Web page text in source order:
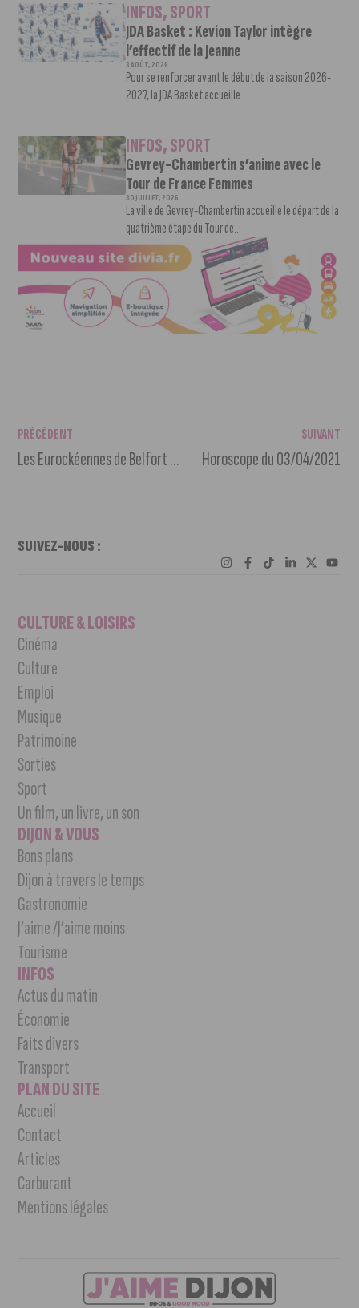
INFOS,SPORT
JDA Basket : Kevion Taylor intègre
l’effectif de la Jeanne
3 AOÛT, 2026
Pour se renforcer avant le début de la saison 2026-
2027, la JDA Basket accueille...
INFOS,SPORT
Gevrey-Chambertin s’anime avec le
Tour de France Femmes
30 JUILLET, 2026
La ville de Gevrey-Chambertin accueille le départ de la
quatrième étape du Tour de...
PRÉCÉDENT
Les Eurockéennes de Belfort renoncent à leur tour
SUIVANT
Horoscope du 03/04/2021
SUIVEZ-NOUS :
CULTURE & LOISIRS
Cinéma
Culture
Emploi
Musique
Patrimoine
Sorties
Sport
Un film, un livre, un son
DIJON & VOUS
Bons plans
Dijon à travers le temps
Gastronomie
J’aime /J’aime moins
Tourisme
INFOS
Actus du matin
Économie
Faits divers
Transport
PLAN DU SITE
Accueil
Contact
Articles
Carburant
Mentions légales